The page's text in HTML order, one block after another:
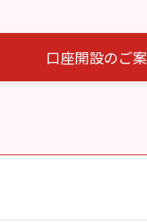
口座開設のご